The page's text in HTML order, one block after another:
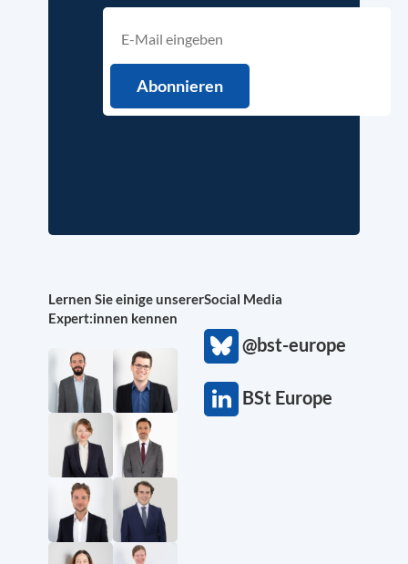
Lernen Sie einige unserer
Expert:innen kennen
Social Media
@bst-europe
BSt Europe